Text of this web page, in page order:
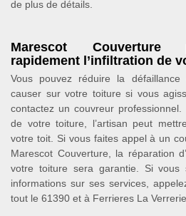
de plus de détails.
Marescot Couverture
rapidement l’infiltration de
Vous pouvez réduire la
causer sur votre toiture si vous
contactez un couvreur
de votre toiture, l’artisan peut
votre toit. Si vous faites appel à un
Marescot Couverture, la réparation
votre toiture sera garantie. Si vous
informations sur ses services,
tout le 61390 et à Ferrieres La Verrerie.